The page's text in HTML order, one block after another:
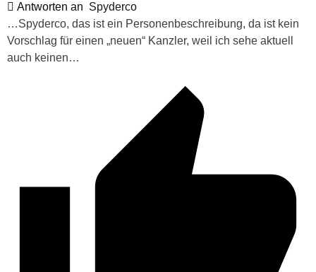
Antworten an Spyderco
…Spyderco, das ist ein Personenbeschreibung, da ist kein
Vorschlag für einen „neuen“ Kanzler, weil ich sehe aktuell
auch keinen…